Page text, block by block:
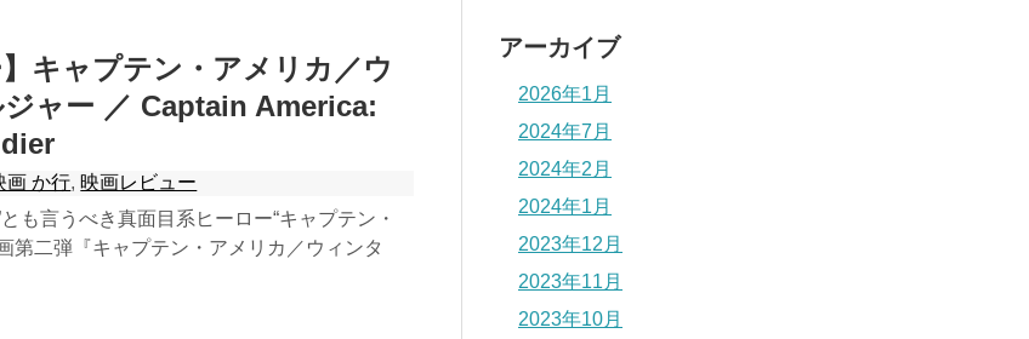
】キャプテン・アメリカ／ウ
ャー ／ Captain America:
画 か行, 映画レビュー
も言うべき真面目系ヒーロー“キャプテン・
第二弾『キャプテン・アメリカ／ウィンタ
アーカイブ
2026年1月
2024年7月
2024年2月
2024年1月
2023年12月
2023年11月
2023年10月